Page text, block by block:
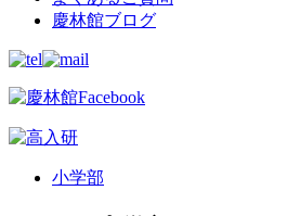
慶林館ブログ
小学部